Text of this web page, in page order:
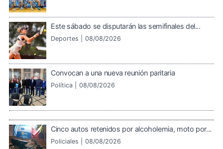
Este sábado se disputarán las semifinales del...
Deportes | 08/08/2026
Convocan a una nueva reunión paritaria
Política | 08/08/2026
Cinco autos retenidos por alcoholemia, moto por...
Policiales | 08/08/2026